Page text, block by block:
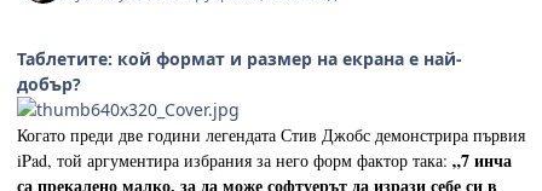
Таблетите: кой формат и размер на екрана е най-
добър?
Когато преди две години легендата Стив Джобс демонстрира първия
iPad, той аргументира избрания за него форм фактор така: „7 инча
са прекалено малко, за да може софтуерът да изрази себе си в